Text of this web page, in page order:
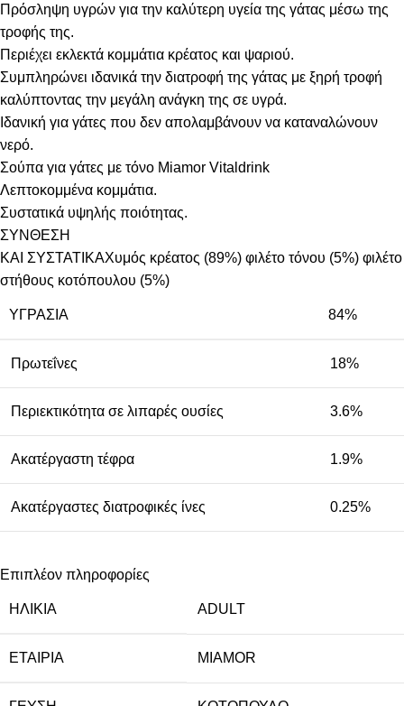
Πρόσληψη υγρών για την καλύτερη υγεία της γάτας μέσω της
τροφής της.
Περιέχει εκλεκτά κομμάτια κρέατος και ψαριού.
Συμπληρώνει ιδανικά την διατροφή της γάτας με ξηρή τροφή
καλύπτοντας την μεγάλη ανάγκη της σε υγρά.
Ιδανική για γάτες που δεν απολαμβάνουν να καταναλώνουν
νερό.
Σούπα για γάτες με τόνο Miamor Vitaldrink
Λεπτοκομμένα κομμάτια.
Συστατικά υψηλής ποιότητας.
ΣΥΝΘΕΣΗ
ΚΑΙ ΣΥΣΤΑΤΙΚΑΧυμός κρέατος (89%) φιλέτο τόνου (5%) φιλέτο
στήθους κοτόπουλου (5%)
ΥΓΡΑΣΊΑ 84%
Πρωτεΐνες 18%
Περιεκτικότητα σε λιπαρές ουσίες 3.6%
Ακατέργαστη τέφρα 1.9%
Ακατέργαστες διατροφικές ίνες 0.25%
Επιπλέον πληροφορίες
ΗΛΙΚΙΑ ADULT
ΕΤΑΙΡΙΑ MIAMOR